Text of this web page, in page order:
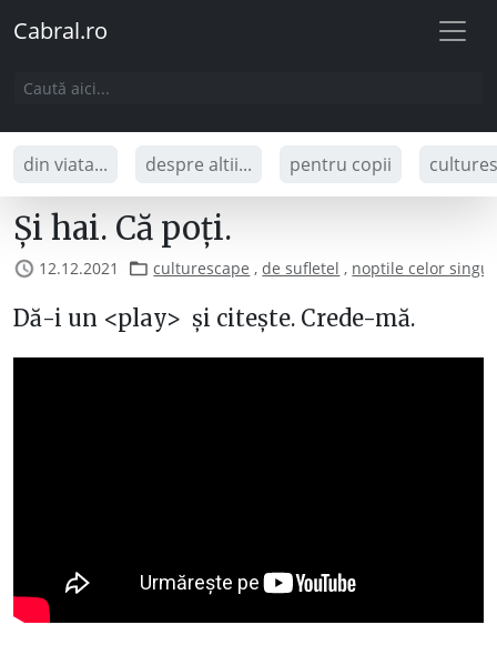
Cabral.ro
din viata... despre altii... pentru copii
Și hai. Că poți.
12.12.2021 culturescape ,de sufletel , noptile celor
Dă-i un <play> și citește. Crede-mă.